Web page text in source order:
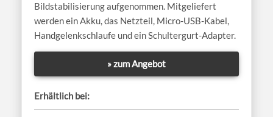
Bildstabilisierung aufgenommen. Mitgeliefert
werden ein Akku, das Netzteil, Micro-USB-Kabel,
Handgelenkschlaufe und ein Schultergurt-Adapter.
» zum Angebot
Erhältlich bei: